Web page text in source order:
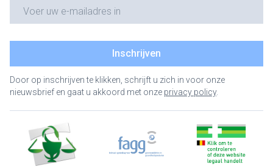
Inschrijven
Door op inschrijven te klikken, schrijft u zich in voor onze
nieuwsbrief en gaat u akkoord met onze privacy policy.